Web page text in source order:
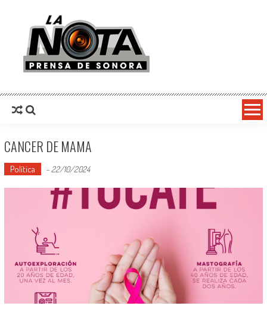
La Nota Prensa De Sonora
CANCER DE MAMA
Política - 22/10/2024